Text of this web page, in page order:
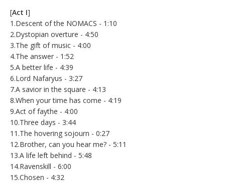
[Act I]
1.Descent of the NOMACS - 1:10
2.Dystopian overture - 4:50
3.The gift of music - 4:00
4.The answer - 1:52
5.A better life - 4:39
6.Lord Nafaryus - 3:27
7.A savior in the square - 4:13
8.When your time has come - 4:19
9.Act of faythe - 4:00
10.Three days - 3:44
11.The hovering sojourn - 0:27
12.Brother, can you hear me? - 5:11
13.A life left behind - 5:48
14.Ravenskill - 6:00
15.Chosen - 4:32